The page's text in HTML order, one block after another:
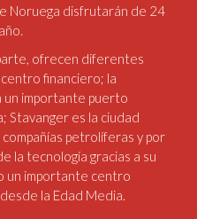
Noruega disfrutarán de 24
ofrecen diferentes
financiero; la
un importante puerto
Stavanger es la ciudad
petrolíferas y por
la tecnología gracias a su
un importante centro
la Edad Media.